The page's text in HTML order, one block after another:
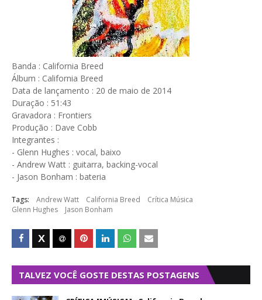
Banda : California Breed
Álbum : California Breed
Data de lançamento : 20 de maio de 2014
Duração : 51:43
Gravadora : Frontiers
Produção : Dave Cobb
Integrantes :
- Glenn Hughes : vocal, baixo
- Andrew Watt : guitarra, backing-vocal
- Jason Bonham : bateria
Tags: Andrew Watt California Breed
Crítica Música
Glenn Hughes
Jason Bonham
TALVEZ VOCÊ GOSTE DESTAS POSTAGENS